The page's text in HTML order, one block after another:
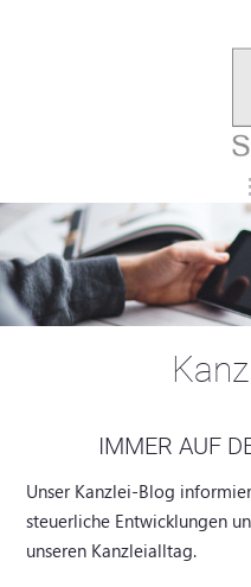
IMMER AUF
Unser Kanzlei-Blog
steuerliche Entwicklungen
unseren Kanzleialltag.